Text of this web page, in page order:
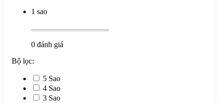
1 sao
0 đánh giá
Bộ lọc:
5 Sao
4 Sao
3 Sao